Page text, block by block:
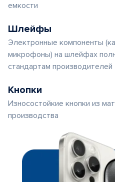
емкости
Шлейфы
Электронные компоненты
микрофоны) на шлейфах
стандартам производителей
Кнопки
Износостойкие кнопки из
производства